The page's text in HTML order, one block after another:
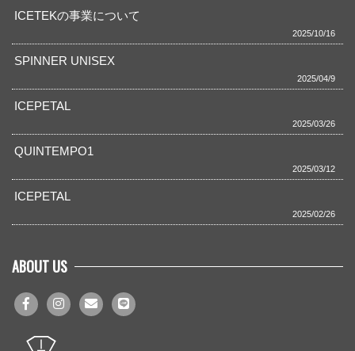
ICETEKの事業について
2025/10/16
SPINNER UNISEX
2025/04/9
ICEPETAL
2025/03/26
QUINTEMPO1
2025/03/12
ICEPETAL
2025/02/26
ABOUT US